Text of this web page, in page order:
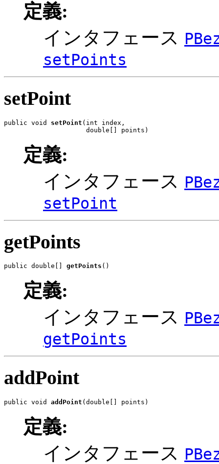
定義:
インタフェース
setPoints
setPoint
public void setPoint (int index,
                     double[] points)
定義:
インタフェース
setPoint
getPoints
public double[] getPoints ()
定義:
インタフェース
getPoints
addPoint
public void addPoint (double[] points)
定義:
インタフェース